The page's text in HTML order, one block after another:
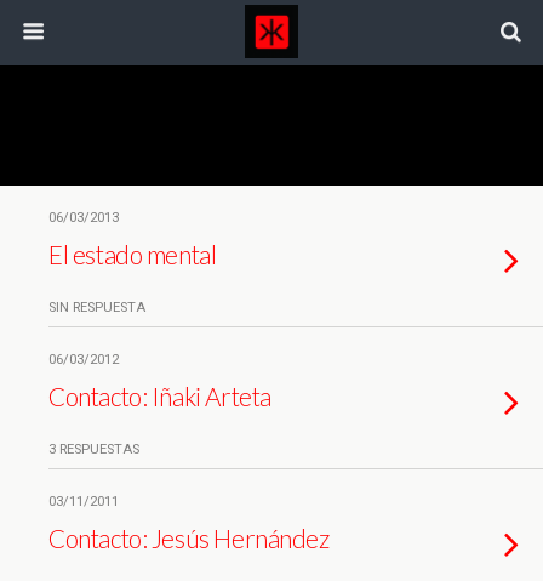
06/03/2013
El estado mental
SIN RESPUESTA
06/03/2012
Contacto: Iñaki Arteta
3 RESPUESTAS
03/11/2011
Contacto: Jesús Hernández